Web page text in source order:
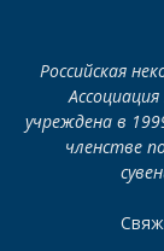
Российская
учреждена в
членстве